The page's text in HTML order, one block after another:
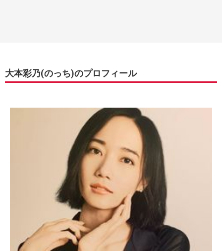
大本彩乃(のっち)のプロフィール